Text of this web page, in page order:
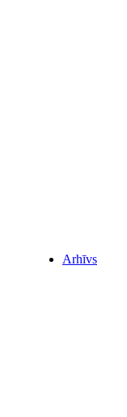
Arhīvs